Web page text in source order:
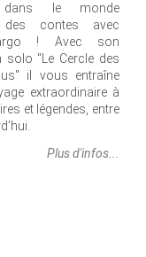
dans le monde
des contes avec
! Avec son
solo "Le Cercle des
il vous entraîne
extraordinaire à
et légendes, entre
Plus d'infos...